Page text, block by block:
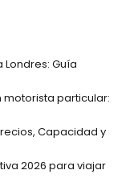
Guía
particular:
Capacidad y
2026 para viajar